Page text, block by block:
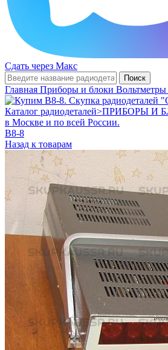
Сдать через Макс
Поиск
Главная Приборы и блоки Вольтметры
В8-8
Назад к товарам